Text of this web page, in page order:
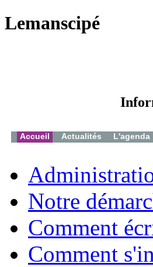
Lemanscipé
Accueil Actualités L'agenda
Notre
Comment
Comment